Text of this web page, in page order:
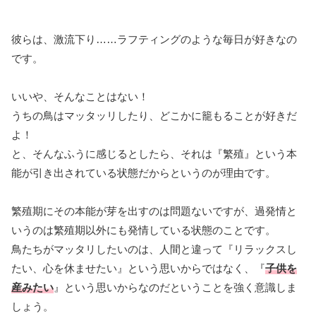
彼らは、激流下り……ラフティングのような毎日が好きなの
です。
いいや、そんなことはない！
うちの鳥はマッタッリしたり、どこかに籠もることが好きだ
よ！
と、そんなふうに感じるとしたら、それは『繁殖』という本
能が引き出されている状態だからというのが理由です。
繁殖期にその本能が芽を出すのは問題ないですが、過発情と
いうのは繁殖期以外にも発情している状態のことです。
鳥たちがマッタリしたいのは、人間と違って『リラックスし
たい、心を休ませたい』という思いからではなく、『子供を
産みたい 』という思いからなのだということを強く意識しま
しょう。